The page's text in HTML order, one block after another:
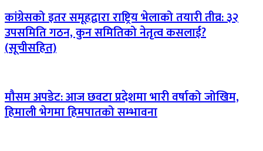
कांग्रेसको इतर समूहद्वारा राष्ट्रिय भेलाको तयारी तीव्र: ३२
उपसमिति गठन, कुन समितिको नेतृत्व कसलाई?
(सूचीसहित)
मौसम अपडेट: आज छवटा प्रदेशमा भारी वर्षाको जोखिम,
हिमाली भेगमा हिमपातको सम्भावना